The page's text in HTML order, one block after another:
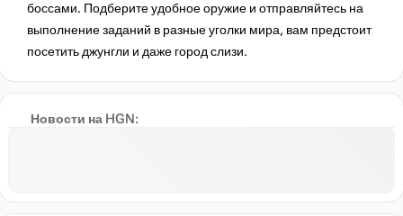
Новости на HGN:
боссами. Подберите удобное оружие и отправляйтесь на
выполнение заданий в разные уголки мира, вам предстоит
посетить джунгли и даже город слизи.